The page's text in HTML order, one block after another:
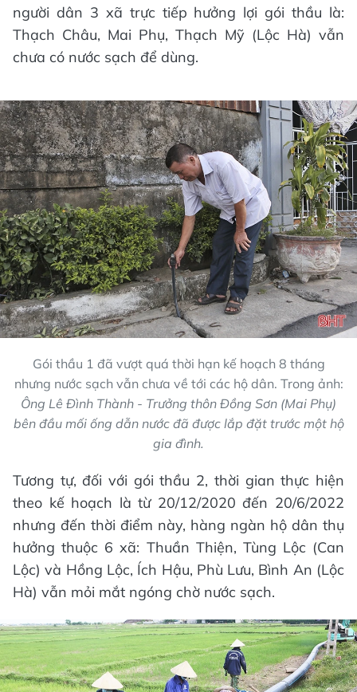
người dân 3 xã trực tiếp hưởng lợi gói thầu là:
Thạch Châu, Mai Phụ, Thạch Mỹ (Lộc Hà) vẫn
chưa có nước sạch để dùng.
Gói thầu 1 đã vượt quá thời hạn kế hoạch 8 tháng
nhưng nước sạch vẫn chưa về tới các hộ dân. Trong ảnh:
Ông Lê Đình Thành - Trưởng thôn Đồng Sơn (Mai Phụ)
bên đầu mối ống dẫn nước đã được lắp đặt trước một hộ
gia đình.
Tương tự, đối với gói thầu 2, thời gian thực hiện
theo kế hoạch là từ 20/12/2020 đến 20/6/2022
nhưng đến thời điểm này, hàng ngàn hộ dân thụ
hưởng thuộc 6 xã: Thuần Thiện, Tùng Lộc (Can
Lộc) và Hồng Lộc, Ích Hậu, Phù Lưu, Bình An (Lộc
Hà) vẫn mỏi mắt ngóng chờ nước sạch.